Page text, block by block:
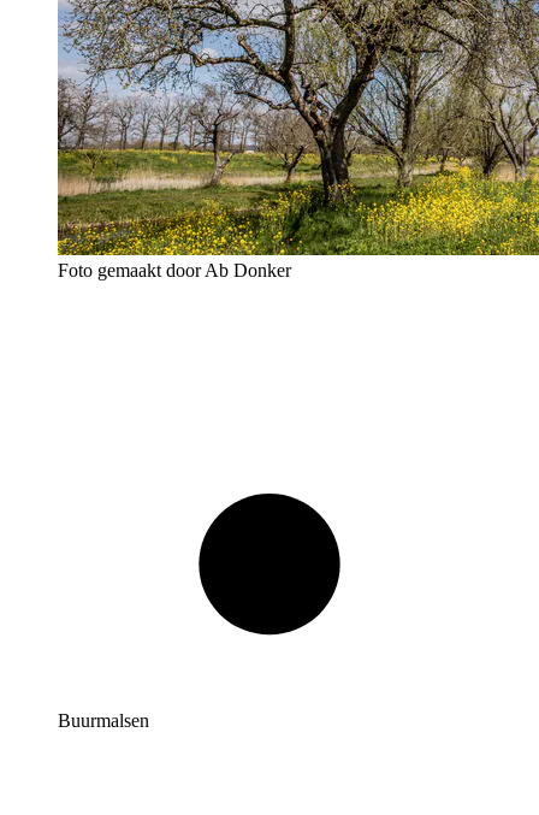
Foto gemaakt door Ab Donker
Buurmalsen